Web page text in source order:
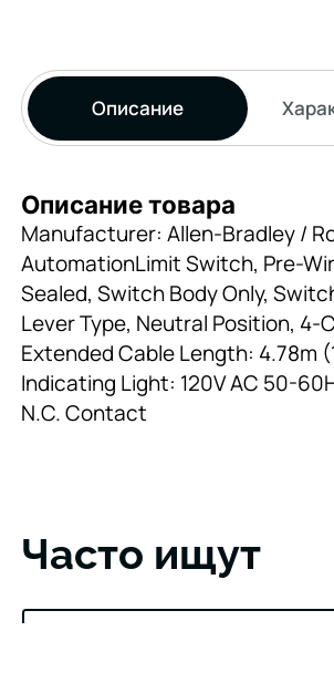
Описание
Описание товара
Manufacturer: Allen-Bradley /
AutomationLimit Switch, Pre-
Sealed, Switch Body Only,
Lever Type, Neutral Position, 4-
Extended Cable Length: 4.78m
Indicating Light: 120V AC 50-
N.C. Contact
Часто ищут